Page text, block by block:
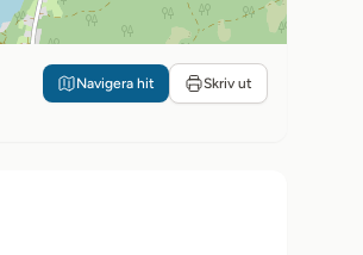
Navigera hit Skriv ut